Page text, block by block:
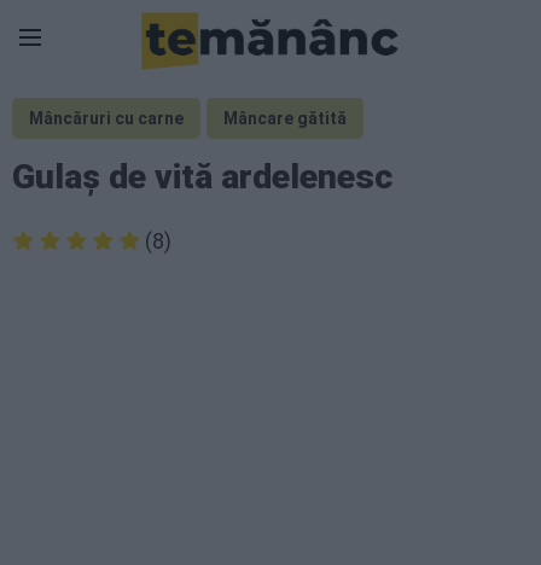
Mâncăruri cu carne Mâncare gătită
Gulaș de vită ardelenesc
(8)